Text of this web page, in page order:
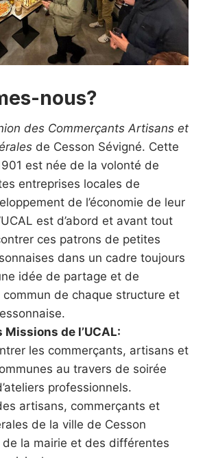
nous?
des Commerçants Artisans et
de Cesson Sévigné. Cette
est née de la volonté de
entreprises locales de
de l’économie de leur
est d’abord et avant tout
ces patrons de petites
dans un cadre toujours
idée de partage et de
de chaque structure et
de l’UCAL:
les commerçants, artisans et
au travers de soirée
professionnels.
artisans, commerçants et
de la ville de Cesson
de la mairie et des différentes